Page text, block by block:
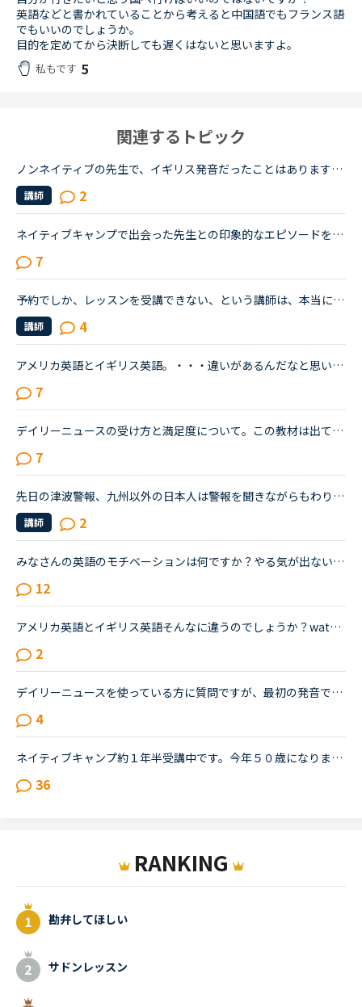
英語などと書かれていることから考えると中国語でもフランス語
でもいいのでしょうか。
目的を定めてから決断しても遅くはないと思いますよ。
私もです 5
関連するトピック
ノンネイティブの先生で、イギリス発音だったことはありますか？この間、アフリカ系の女性の先生の授業を受けました。私は比較的アメリカ英語を今までに習ってきているので発音も完璧ではないですが、アメリカ英...
講師 2
ネイティブキャンプで出会った先生との印象的なエピソードをシェアしませんか？私は最近、カメルーン人の先生のレッスンにハマっています。あるとき先生が「カメルーンやアフリカについて、日本人はどんな印象を...
7
予約でしか、レッスンを受講できない、という講師は、本当にいるのですか？また、その講師はフィリピン、アメリカ合衆国など、いろんな国にそれぞれ、予約でだけレッスンを受講できる、という講師がいるのですか...
講師 4
アメリカ英語とイギリス英語。・・・違いがあるんだなと思いながらも、「自分はアメリカ英語を学びたい！」「イギリス英語の方が正当だ！」などと意識したことはありませんでした。先日、セルビアの先生のレッス...
7
デイリーニュースの受け方と満足度について。この教材は出てくる単語をチェックして、オーディオを聞いて、質問に答えて、ディスカッションする。という流れで合ってますか？ みなさまはレッスンでオーディオを...
7
先日の津波警報、九州以外の日本人は警報を聞きながらもわりかし落ち着いていた人が多かったと思うのですが、外国人は相当怖かったらしく、夜中の2時までずっと窓を開けてバックパック抱えて震えていた、、、と言...
講師 2
みなさんの英語のモチベーションは何ですか？やる気が出ない時など、どうしていますか？私はアメリカに留学しています。英語を学びたくて頑張っています。でも3月26日、3ヵ月のロックダウンになりました。でもそ...
12
アメリカ英語とイギリス英語そんなに違うのでしょうか？water ,butter などの特定の単語の発音の違いは分かるのですが微妙な違いには気づけない初心者です。アメリカ英語を学びたくてネイティブオプションを付け...
2
デイリーニュースを使っている方に質問ですが、最初の発音でアメリカ音声とイギリス音声どっち使ってますか？フィリピン人の先生だと「アメリカ音声でいい？」と聞かれることが多いのでいつもアメリカ音声オンリ...
4
ネイティブキャンプ約１年半受講中です。今年５０歳になりました若い頃から英語を話せる事に憧れていましたが子育てや仕事に追われ始められずにいました。ある日、おっとりしたパートの同僚が突然来店した外国人...
36
RANKING
勘弁してほしい
サドンレッスン